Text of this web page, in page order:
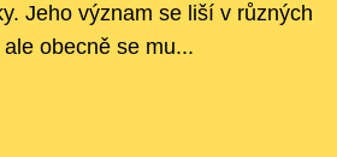
Jeho význam se liší v různých
obecně se mu...